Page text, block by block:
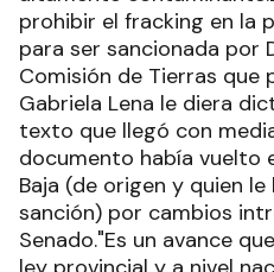
prohibir el fracking en la
para ser sancionada por
Comisión de Tierras que
Gabriela Lena le diera
texto que llegó con
documento había vuelto
Baja (de origen y quien
sanción) por cambios
Senado."Es un avance